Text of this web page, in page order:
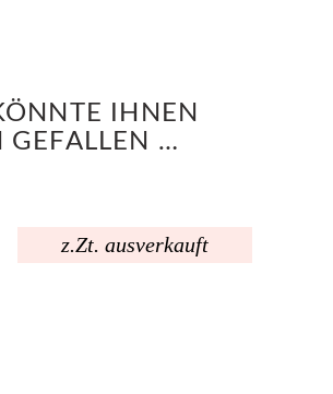
IHNEN
GEFALLEN …
z.Zt. ausverkauft